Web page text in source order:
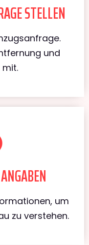
STELLEN
und
um
zu verstehen.